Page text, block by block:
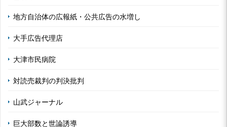
地方自治体の広報紙・公共広告の水増し
大手広告代理店
大津市民病院
対読売裁判の判決批判
山武ジャーナル
巨大部数と世論誘導